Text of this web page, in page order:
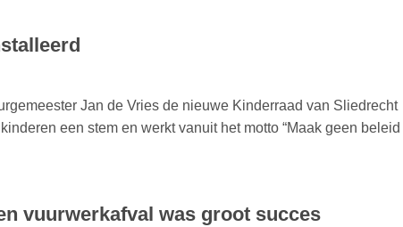
Jan de Vries de nieuwe Kinderraad van Sliedrecht
een stem en werkt vanuit het motto “Maak geen beleid
vuurwerkafval was groot succes